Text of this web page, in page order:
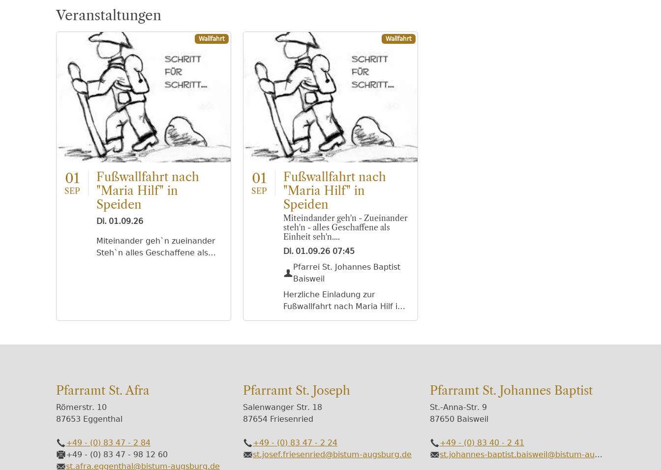
Veranstaltungen
Wallfahrt
01
SEP
Fußwallfahrt nach
"Maria Hilf" in
Speiden
Di. 01.09.26
Miteinander geh`n zueinander
Steh`n alles Geschaffene als
Wallfahrt
01
SEP
Fußwallfahrt nach
"Maria Hilf" in
Speiden
Miteindander geh'n - Zueinander
steh'n - alles Geschaffene als
Einheit seh'n....
Di. 01.09.26 07:45
Pfarrei St. Johannes Baptist
Baisweil
Herzliche Einladung zur
Fußwallfahrt nach Maria Hilf in
Speiden Termin:
am Ettwieser Weiher
Lengenwang: 15 Uhr
Gasthaus Adler
Seeg: 17 Uhr
18:45 Uhr in Speiden Für die
Heimfahrt bitte Jede/r selbst
Pfarramt St. Afra
Römerstr. 10
87653 Eggenthal
Telefon
+49 - (0) 83 47 - 2 84
Fax
+49 - (0) 83 47 - 98 12 60
st.afra.eggenthal@bistum-augsburg.de
Pfarramt St. Joseph
Salenwanger Str. 18
87654 Friesenried
Telefon
+49 - (0) 83 47 - 2 24
E-Mail
st.josef.friesenried@bistum-augsburg.de
Pfarramt St. Johannes Baptist
St.-Anna-Str. 9
87650 Baisweil
Telefon
+49 - (0) 83 40 - 2 41
E-Mail
st.johannes-baptist.baisweil@bistum-augs